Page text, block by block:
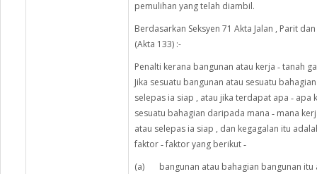
pemulihan yang telah diambil.
Berdasarkan Seksyen 71 Akta Jalan , Parit
(Akta 133) :-
Penalti kerana bangunan atau kerja ‑ tanah
Jika sesuatu bangunan atau sesuatu
selepas ia siap , atau jika terdapat apa ‑
sesuatu bahagian daripada mana ‑ mana
atau selepas ia siap , dan kegagalan itu
faktor ‑ faktor yang berikut ‑
(a) bangunan atau bahagian bangunan itu